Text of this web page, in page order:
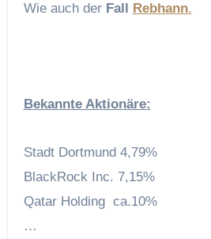
Wie auch der Fall Rebhann.
Bekannte Aktionäre:
Stadt Dortmund 4,79%
BlackRock Inc. 7,15%
Qatar Holding ca.10%
…